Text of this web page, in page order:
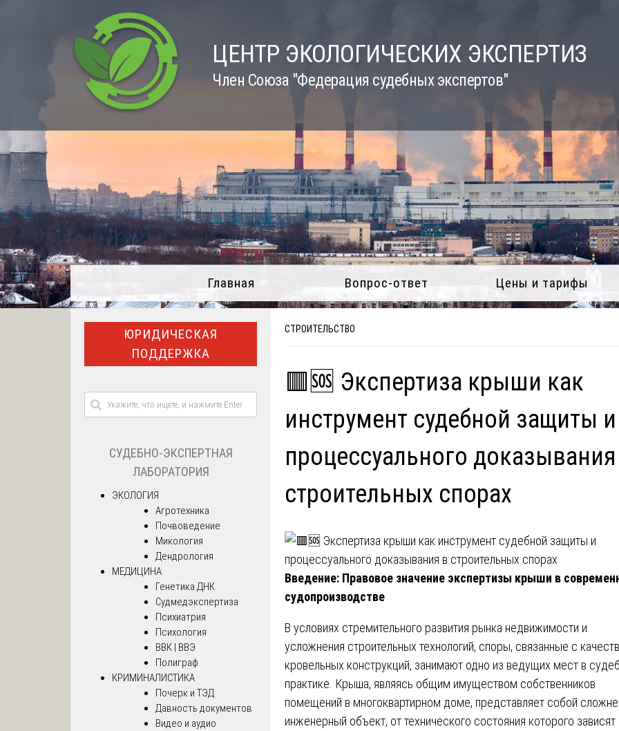
ЦЕНТР ЭКОЛОГИЧЕСКИХ ЭКСПЕРТИЗ
Член Союза "Федерация судебных экспертов"
Главная Вопрос-ответ Цены и тарифы
СТРОИТЕЛЬСТВО
🟥🆘 Экспертиза крыши как
инструмент судебной защиты и
процессуального
строительных спорах
Введение: Правовое значение экспертизы крыши в
судопроизводстве
В условиях стремительного развития рынка недвижимости и
усложнения строительных технологий, споры, связанные с
кровельных конструкций, занимают одно из ведущих мест в
практике. Крыша, являясь общим имуществом собственников
помещений в многоквартирном доме, представляет собой
инженерный объект, от технического состояния которого зависят
ЮРИДИЧЕСКАЯ
ПОДДЕРЖКА
СУДЕБНО-ЭКСПЕРТНАЯ
ЛАБОРАТОРИЯ
ЭКОЛОГИЯ
Агротехника
Почвоведение
Микология
Дендрология
МЕДИЦИНА
Генетика ДНК
Судмедэкспертиза
Психиатрия
Психология
ВВК | ВВЭ
Полиграф
КРИМИНАЛИСТИКА
Почерк и ТЭД
Давность документов
Видео и аудио